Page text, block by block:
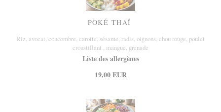
POKÉ THAÏ
Riz, avocat, concombre, carotte, sésame, radis, oignons, chou rouge, poulet
croustillant , mangue, grenade
Liste des allergènes
19,00 EUR